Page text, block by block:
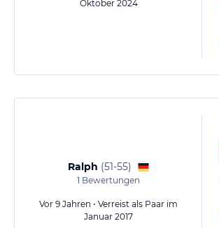
Oktober 2024
Ralph (51-55)
1 Bewertungen
Vor 9 Jahren • Verreist als Paar im
Januar 2017